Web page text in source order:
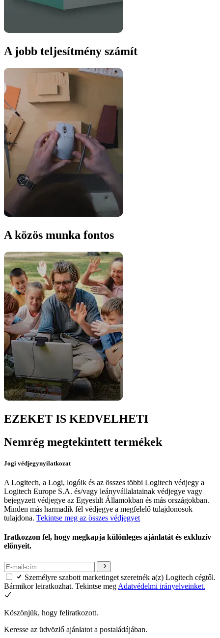
A jobb teljesítmény számít
A közös munka fontos
EZEKET IS KEDVELHETI
Nemrég megtekintett termékek
Jogi védjegynyilatkozat
A Logitech, a Logi, logóik és az összes többi Logitech védjegy a
Logitech Europe S.A. és/vagy leányvállalatainak védjegye vagy
bejegyzett védjegye az Egyesült Államokban és más országokban.
Minden más harmadik fél védjegye a megfelelő tulajdonosok
tulajdona. Tekintse meg az összes védjegyet
Iratkozzon fel, hogy megkapja különleges ajánlatát és exkluzív
előnyeit.
Személyre szabott marketinget szeretnék a(z) Logitech cégtől.
Bármikor leiratkozhat. Tekintse meg Adatvédelmi irányelveinket.
Köszönjük, hogy feliratkozott.
Keresse az üdvözlő ajánlatot a postaládájában.